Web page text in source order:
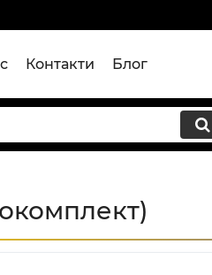
Контакти Блог